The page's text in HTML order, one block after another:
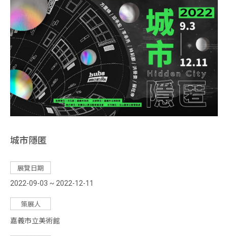
關
於
大
象
大象藝術空間館簡介
關於創辦人
服務項目
聯絡我們
覽
城市隱匿
展覽日期
2022-09-03 ~ 2022-12-11
策展人
嘉義市立美術館